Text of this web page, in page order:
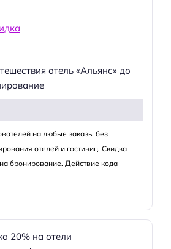
отель «Альянс» до
на любые заказы без
отелей и гостиниц. Скидка
бронирование. Действие кода